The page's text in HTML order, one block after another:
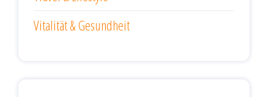
Vitalität & Gesundheit